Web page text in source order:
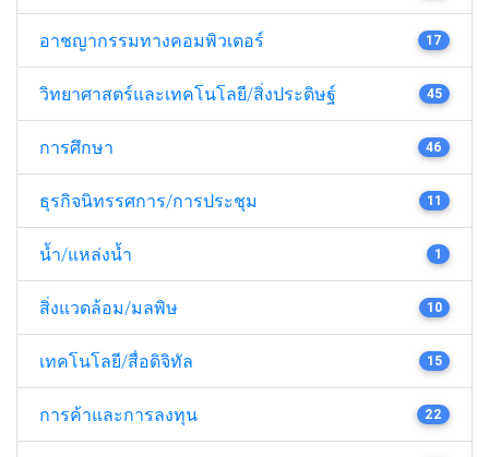
อาชญากรรมทางคอมพิวเตอร์ 17
วิทยาศาสตร์และเทคโนโลยี/สิ่งประดิษฐ์ 45
การศึกษา 46
ธุรกิจนิทรรศการ/การประชุม 11
น้ำ/แหล่งน้ำ 1
สิ่งแวดล้อม/มลพิษ 10
เทคโนโลยี/สื่อดิจิทัล 15
การค้าและการลงทุน 22